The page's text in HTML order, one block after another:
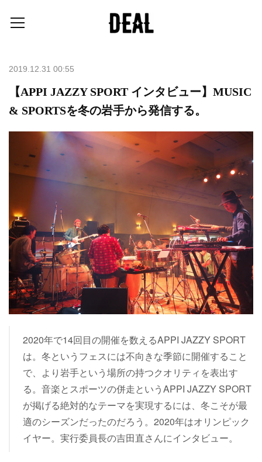
2019.12.31 00:55
【APPI JAZZY SPORT インタビュー】MUSIC
& SPORTSを冬の岩手から発信する。
2020年で14回目の開催を数えるAPPI JAZZY SPORT
は。冬というフェスには不向きな季節に開催すること
で、より岩手という場所の持つクオリティを表出す
る。音楽とスポーツの併走というAPPI JAZZY SPORT
が掲げる絶対的なテーマを実現するには、冬こそが最
適のシーズンだったのだろう。2020年はオリンピック
イヤー。実行委員長の吉田直さんにインタビュー。